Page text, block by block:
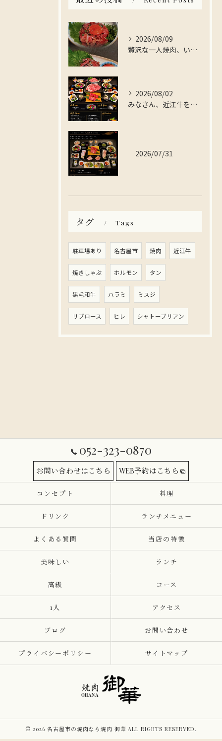
2026/08/09
贅沢な一人焼肉、いかがですか？
2026/08/02
みなさん、近江牛を存分に楽しんでみませんか？
2026/07/31
タグ Tags
駐車場あり 名古屋市 焼肉 近江牛
焼きしゃぶ ホルモン タン
黒毛和牛 ハラミ ミスジ
リブロース ヒレ シャトーブリアン
052-323-0870
お問い合わせはこちら WEB予約はこちら
コンセプト 料理
ドリンク ランチメニュー
よくある質問 当店の特徴
美味しい ランチ
高級 コース
1人 アクセス
ブログ お問い合わせ
プライバシーポリシー サイトマップ
© 2026 名古屋市の焼肉なら焼肉 御華 ALL RIGHTS RESERVED.